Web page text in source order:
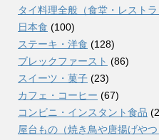
タイ料理全般（食堂・レストラ
日本食 (100)
ステーキ・洋食 (128)
ブレックファースト (86)
スイーツ・菓子 (23)
カフェ・コーヒー (67)
コンビニ・インスタント食品
屋台もの（焼き鳥や唐揚げやつ